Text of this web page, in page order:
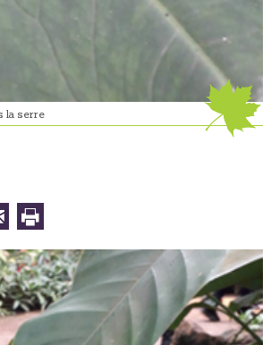
la serre